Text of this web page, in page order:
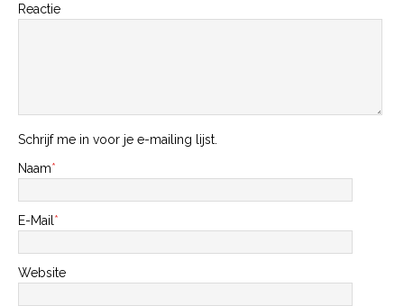
Reactie
Schrijf me in voor je e-mailing lijst.
Naam*
E-Mail *
Website